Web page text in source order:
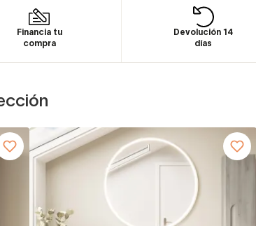
Financia tu
compra
Devolución 14
días